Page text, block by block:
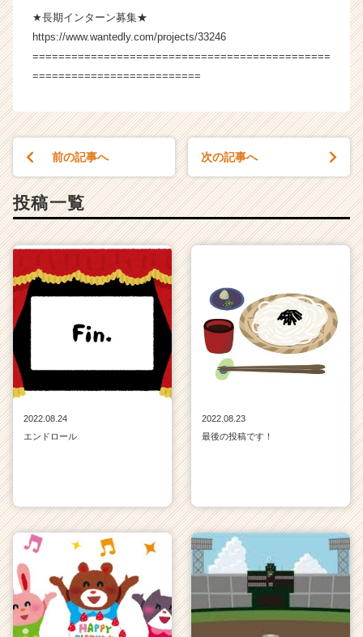
e
e
r
C
★長期インターン募集★
https://www.wantedly.com/projects/33246
==============================================
==========================
前の記事へ 次の記事へ
投稿一覧
2022.08.24
エンドロール
2022.08.23
最後の投稿です！